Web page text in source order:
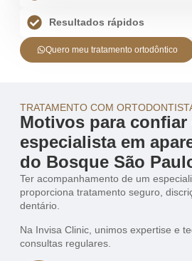
Resultados rápidos
Quero meu tratamento ortodôntico
TRATAMENTO COM
Motivos para confiar
especialista em
do Bosque São
Ter acompanhamento de um
proporciona tratamento seguro,
dentário.
Na Invisa Clinic, unimos expertise e
consultas regulares.